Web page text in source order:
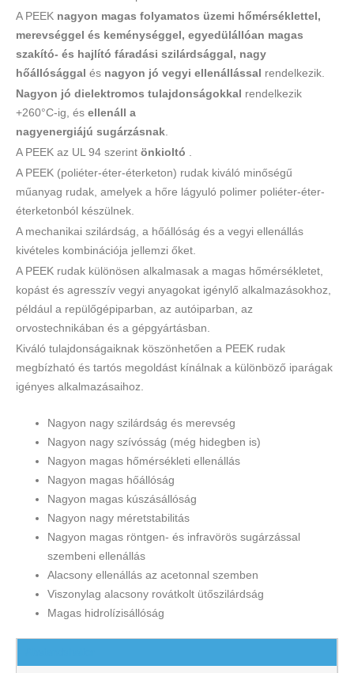
A PEEK nagyon magas folyamatos üzemi hőmérséklettel,
merevséggel és keménységgel, egyedülállóan magas
szakító- és hajlító fáradási szilárdsággal, nagy
hőállósággal és nagyon jó vegyi ellenállással rendelkezik.
Nagyon jó dielektromos tulajdonságokkal rendelkezik
+260°C-ig, és ellenáll a
nagyenergiájú sugárzásnak.
A PEEK az UL 94 szerint önkioltó .
A PEEK (poliéter-éter-éterketon) rudak kiváló minőségű
műanyag rudak, amelyek a hőre lágyuló polimer poliéter-éter-
éterketonból készülnek.
A mechanikai szilárdság, a hőállóság és a vegyi ellenállás
kivételes kombinációja jellemzi őket.
A PEEK rudak különösen alkalmasak a magas hőmérsékletet,
kopást és agresszív vegyi anyagokat igénylő alkalmazásokhoz,
például a repülőgépiparban, az autóiparban, az
orvostechnikában és a gépgyártásban.
Kiváló tulajdonságaiknak köszönhetően a PEEK rudak
megbízható és tartós megoldást kínálnak a különböző iparágak
igényes alkalmazásaihoz.
Nagyon nagy szilárdság és merevség
Nagyon nagy szívósság (még hidegben is)
Nagyon magas hőmérsékleti ellenállás
Nagyon magas hőállóság
Nagyon magas kúszásállóság
Nagyon nagy méretstabilitás
Nagyon magas röntgen- és infravörös sugárzással
szembeni ellenállás
Alacsony ellenállás az acetonnal szemben
Viszonylag alacsony rovátkolt ütőszilárdság
Magas hidrolízisállóság